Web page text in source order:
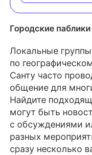
Городские
Локальные
по
Санту часто
общение для
Найдите
могут быть
с обсуждениями
разных
сразу несколько